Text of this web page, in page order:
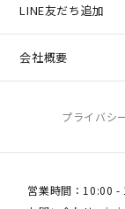
LINE友だち追加
会社概要
プライバシ
営業時間：10:00